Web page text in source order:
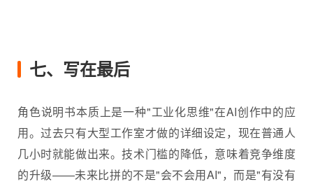
七、写在最后
角色说明书本质上是一种"工业化思维"在AI创作中的应
用。过去只有大型工作室才做的详细设定，现在普通人
几小时就能做出来。技术门槛的降低，意味着竞争维度
的升级——未来比拼的不是"会不会用AI"，而是"有没有